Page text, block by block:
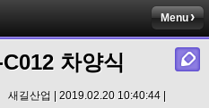
Menu
C012 차양식
새길산업 | 2019.02.20 10:40:44 |